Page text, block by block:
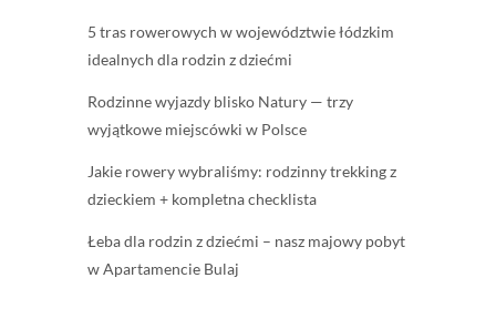
5 tras rowerowych w województwie łódzkim
idealnych dla rodzin z dziećmi
Rodzinne wyjazdy blisko Natury — trzy
wyjątkowe miejscówki w Polsce
Jakie rowery wybraliśmy: rodzinny trekking z
dzieckiem + kompletna checklista
Łeba dla rodzin z dziećmi – nasz majowy pobyt
w Apartamencie Bulaj